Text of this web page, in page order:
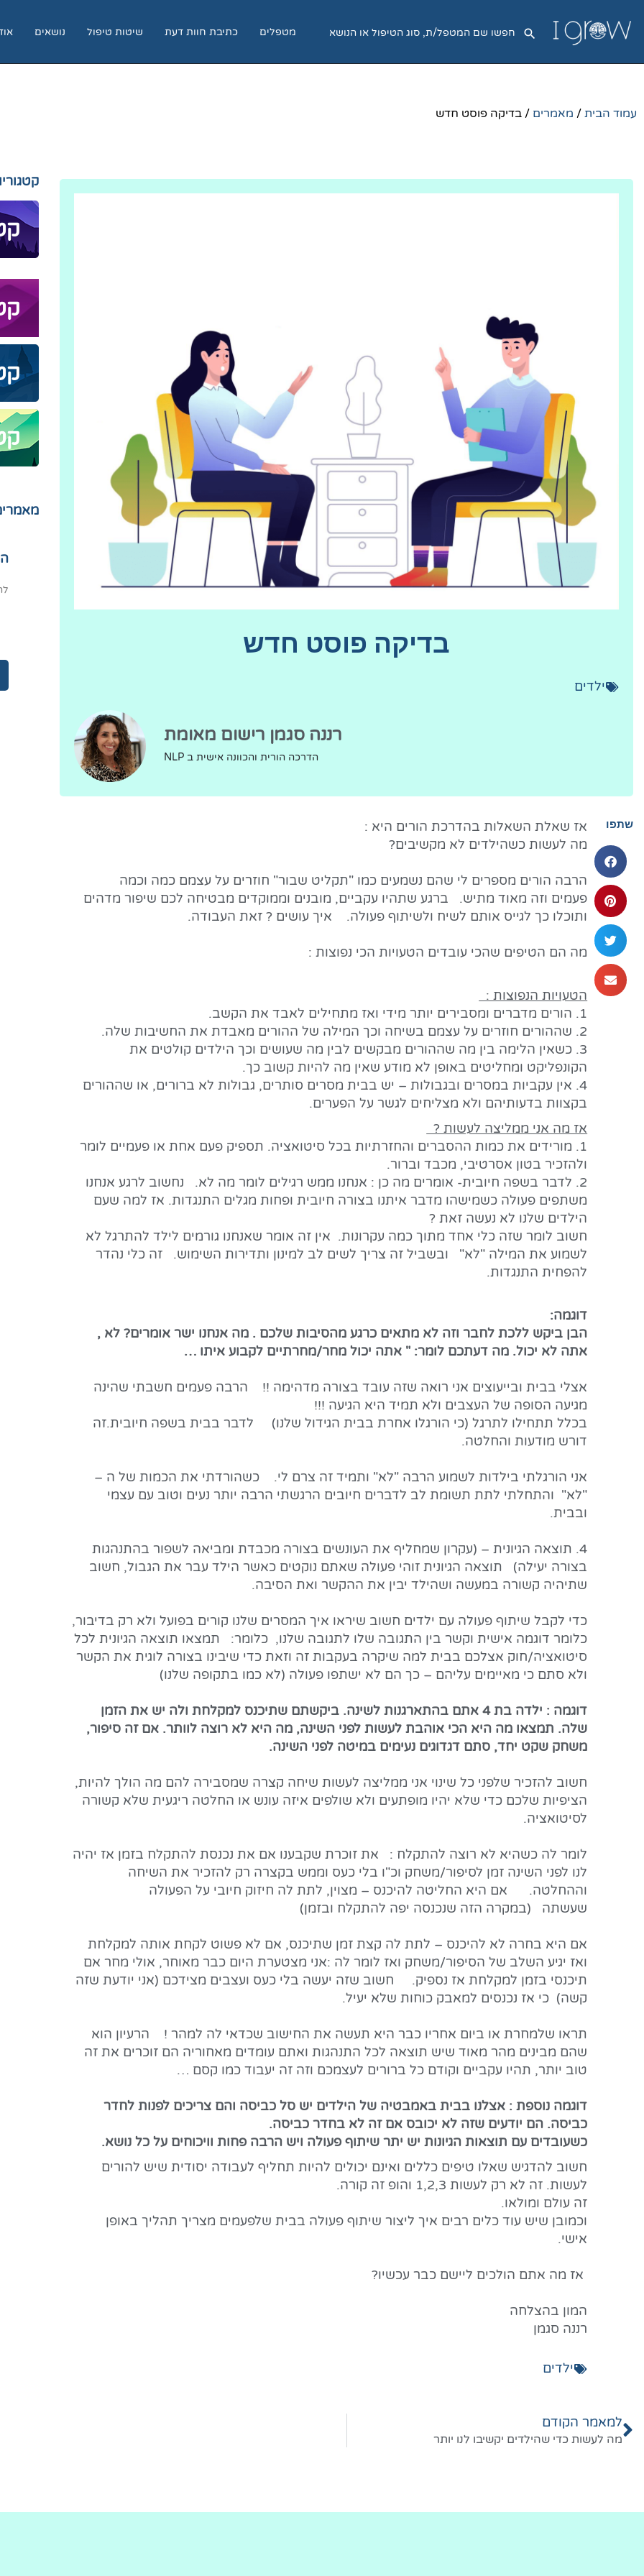
מטפלים כתיבת חוות דעת שיטות טיפול נושאים
עמוד הבית / מאמרים / בדיקה פוסט חדש
בדיקה פוסט חדש
ילדים
רננה סגמן רישום מאומת
הדרכה הורית והכוונה אישית ב NLP
שתפו
אז שאלת השאלות בהדרכת הורים היא :
מה לעשות כשהילדים לא מקשיבים?
הרבה הורים מספרים לי שהם נשמעים כמו "תקליט שבור" חוזרים על עצמם כמה וכמה
פעמים וזה מאוד מתיש. ברגע שתהיו עקביים, מובנים וממוקדים מבטיחה לכם שיפור מדהים
ותוכלו כך לגייס אותם לשיח ולשיתוף פעולה. איך עושים ? זאת העבודה.
מה הם הטיפים שהכי עובדים הטעויות הכי נפוצות :
הטעויות הנפוצות :
1. הורים מדברים ומסבירים יותר מידי ואז מתחילים לאבד את הקשב.
2. שההורים חוזרים על עצמם בשיחה וכך המילה של ההורים מאבדת את החשיבות שלה.
3. כשאין הלימה בין מה שההורים מבקשים לבין מה שעושים וכך הילדים קולטים את
הקונפליקט ומחליטים באופן לא מודע שאין מה להיות קשוב כך.
4. אין עקביות במסרים ובגבולות – יש בבית מסרים סותרים, גבולות לא ברורים, או שההורים
בקצוות בדעותיהם ולא מצליחים לגשר על הפערים.
אז מה אני ממליצה לעשות ?
1. מורידים את כמות ההסברים והחזרתיות בכל סיטואציה. תספיק פעם אחת או פעמיים לומר
ולהזכיר בטון אסרטיבי, מכבד וברור.
2. לדבר בשפה חיובית- אומרים מה כן : אנחנו ממש רגילים לומר מה לא. נחשוב לרגע אנחנו
משתפים פעולה כשמישהו מדבר איתנו בצורה חיובית ופחות מגלים התנגדות. אז למה שעם
הילדים שלנו לא נעשה זאת ?
חשוב לומר שזה כלי אחד מתוך כמה עקרונות. אין זה אומר שאנחנו גורמים לילד להתרגל לא
לשמוע את המילה "לא" ובשביל זה צריך לשים לב למינון ותדירות השימוש. זה כלי נהדר
להפחית התנגדות.
דוגמה:
הבן ביקש ללכת לחבר וזה לא מתאים כרגע מהסיבות שלכם . מה אנחנו ישר אומרים? לא ,
אתה לא יכול. מה דעתכם לומר: " אתה יכול מחר/מחרתיים לקבוע איתו …
אצלי בבית ובייעוצים אני רואה שזה עובד בצורה מדהימה !! הרבה פעמים חשבתי שהינה
מגיעה הסופה של העצבים ולא תמיד היא הגיעה !!!
בכלל תתחילו לתרגל (כי הורגלו אחרת בבית הגידול שלנו) לדבר בבית בשפה חיובית.זה
דורש מודעות והחלטה.
אני הורגלתי בילדות לשמוע הרבה "לא" ותמיד זה צרם לי. כשהורדתי את הכמות של ה –
"לא" והתחלתי לתת תשומת לב לדברים חיובים הרגשתי הרבה יותר נעים וטוב עם עצמי
ובבית.
4. תוצאה הגיונית – (עקרון שמחליף את העונשים בצורה מכבדת ומביאה לשפור בהתנהגות
בצורה יעילה) תוצאה הגיונית זוהי פעולה שאתם נוקטים כאשר הילד עבר את הגבול, חשוב
שתיהיה קשורה במעשה ושהילד יבין את ההקשר ואת הסיבה.
כדי לקבל שיתוף פעולה עם ילדים חשוב שיראו איך המסרים שלנו קורים בפועל ולא רק בדיבור,
כלומר דוגמה אישית וקשר בין התגובה שלו לתגובה שלנו, כלומר: תמצאו תוצאה הגיונית לכל
סיטואציה/חוק אצלכם בבית למה שיקרה בעקבות זה וזאת כדי שיבינו בצורה לוגית את הקשר
ולא סתם כי מאיימים עליהם – כך הם לא ישתפו פעולה (לא כמו בתקופה שלנו)
דוגמה : ילדה בת 4 אתם בהתארגנות לשינה. ביקשתם שתיכנס למקלחת ולה יש את הזמן
שלה. תמצאו מה היא הכי אוהבת לעשות לפני השינה, מה היא לא רוצה לוותר. אם זה סיפור,
משחק שקט יחד, סתם דגדוגים נעימים במיטה לפני השינה.
חשוב להזכיר שלפני כל שינוי אני ממליצה לעשות שיחה קצרה שמסבירה להם מה הולך להיות,
הציפיות שלכם כדי שלא יהיו מופתעים ולא שולפים איזה עונש או החלטה ריגעית שלא קשורה
לסיטואציה.
לומר לה כשהיא לא רוצה להתקלח : את זוכרת שקבענו אם את נכנסת להתקלח בזמן אז יהיה
לנו לפני השינה זמן לסיפור/משחק וכ"ו בלי כעס וממש בקצרה רק להזכיר את השיחה
וההחלטה. אם היא החליטה להיכנס – מצוין, לתת לה חיזוק חיובי על הפעולה
שעשתה (במקרה הזה שנכנסה יפה להתקלח ובזמן)
אם היא בחרה לא להיכנס – לתת לה קצת זמן שתיכנס, אם לא פשוט לקחת אותה למקלחת
ואז יגיע השלב של הסיפור/משחק ואז לומר לה :אני מצטערת היום כבר מאוחר, אולי מחר אם
תיכנסי בזמן למקלחת אז נספיק. חשוב שזה יעשה בלי כעס ועצבים מצידכם (אני יודעת שזה
קשה) כי אז נכנסים למאבק כוחות שלא יעיל.
תראו שלמחרת או ביום אחריו כבר היא תעשה את החישוב שכדאי לה למהר ! הרעיון הוא
שהם מבינים מהר מאוד שיש תוצאה לכל התנהגות ואתם עומדים מאחוריה הם זוכרים את זה
טוב יותר, תהיו עקביים וקודם כל ברורים לעצמכם וזה זה יעבוד כמו קסם …
דוגמה נוספת : אצלנו בבית באמבטיה של הילדים יש סל כביסה והם צריכים לפנות לחדר
כביסה. הם יודעים שזה לא יכובס אם זה לא בחדר כביסה.
כשעובדים עם תוצאות הגיונות יש יתר שיתוף פעולה ויש הרבה פחות וויכוחים על כל נושא.
חשוב להדגיש שאלו טיפים כללים ואינם יכולים להיות תחליף לעבודה יסודית שיש להורים
לעשות. זה לא רק לעשות 1,2,3 והופ זה קורה.
זה עולם ומולאו.
וכמובן שיש עוד כלים רבים איך ליצור שיתוף פעולה בבית שלפעמים מצריך תהליך באופן
אישי.
אז מה אתם הולכים ליישם כבר עכשיו?
המון בהצלחה
רננה סגמן
ילדים
למאמר הקודם
מה לעשות כדי שהילדים יקשיבו לנו יותר